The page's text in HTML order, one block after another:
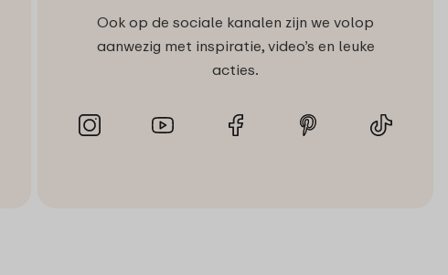
Ook op de sociale kanalen zijn we volop
aanwezig met inspiratie, video’s en leuke
acties.